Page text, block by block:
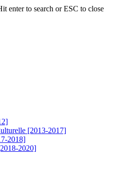
enter to search or ESC to close
[2013-2017]
2018]
2020]